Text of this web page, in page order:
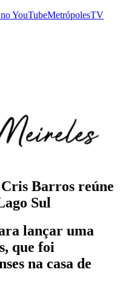
YouTubeMetrópolesTV
Barros reúne
Sul
lançar uma
que foi
na casa de